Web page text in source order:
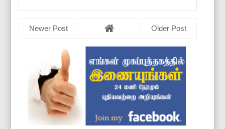
Newer Post Older Post